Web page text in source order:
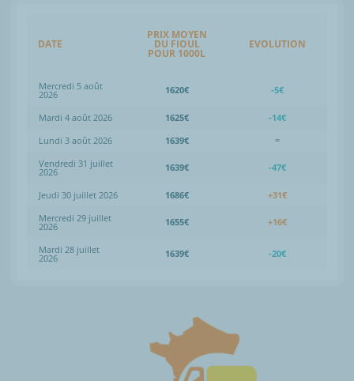
DATE
PRIX MOYEN
DU FIOUL
POUR 1000L
EVOLUTION
Mercredi 5 août
2026 1620€ -5€
Mardi 4 août 2026 1625€
-14€
Lundi 3 août 2026
1639€
=
Vendredi 31 juillet
2026 1639€ -47€
Jeudi 30 juillet 2026 1686€
+31€
Mercredi 29 juillet
2026 1655€ +16€
Mardi 28 juillet
2026 1639€ -20€